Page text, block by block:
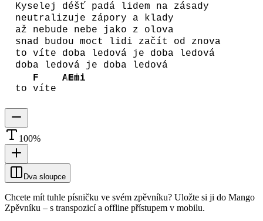
Kyselej déšť padá lidem na zásady
neutralizuje zápory a klady
až nebude nebe jako z olova
snad budou moct lidi začít od znova
to víte doba ledová je doba ledová
doba ledová je doba ledová
to
F
víte
Ami
Emi
100%
Dva sloupce
Chcete mít tuhle písničku ve svém zpěvníku? Uložte si ji do Mango
Zpěvníku – s transpozicí a offline přístupem v mobilu.